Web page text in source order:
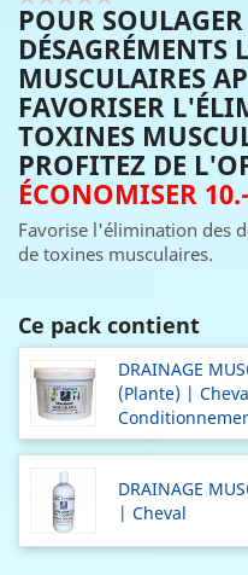
POUR
DÉSAGRÉMENTS
MUSCULAIRES
FAVORISER
TOXINES
PROFITEZ DE
ÉCONOMISER
Favorise l'élimination des
de toxines musculaires.
Ce pack contient
DRAINAGE
(Plante) |
DRAINAGE
| Cheval